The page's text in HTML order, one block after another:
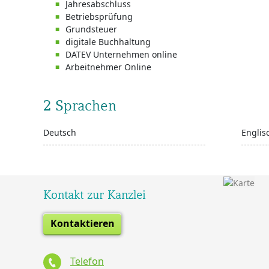
Jahresabschluss
Betriebsprüfung
Grundsteuer
digitale Buchhaltung
DATEV Unternehmen online
Arbeitnehmer Online
2 Sprachen
Deutsch
Kontakt zur Kanzlei
Kontaktieren
Telefon